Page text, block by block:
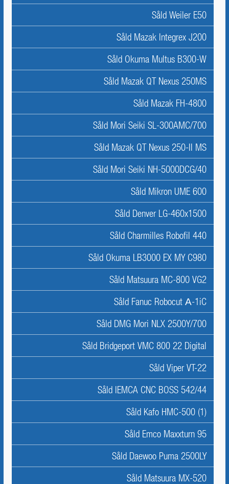
Såld Weiler E50
Såld Mazak Integrex J200
Såld Okuma Multus B300-W
Såld Mazak QT Nexus 250MS
Såld Mazak FH-4800
Såld Mori Seiki SL-300AMC/700
Såld Mazak QT Nexus 250-II MS
Såld Mori Seiki NH-5000DCG/40
Såld Mikron UME 600
Såld Denver LG-460x1500
Såld Charmilles Robofil 440
Såld Okuma LB3000 EX MY C980
Såld Matsuura MC-800 VG2
Såld Fanuc Robocut Α-1iC
Såld DMG Mori NLX 2500Y/700
Såld Bridgeport VMC 800 22 Digital
Såld Viper VT-22
Såld IEMCA CNC BOSS 542/44
Såld Kafo HMC-500 (1)
Såld Emco Maxxturn 95
Såld Daewoo Puma 2500LY
Såld Matsuura MX-520